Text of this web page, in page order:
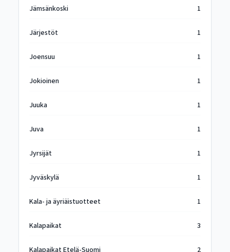
Jämsänkoski 1
Järjestöt 1
Joensuu 1
Jokioinen 1
Juuka 1
Juva 1
Jyrsijät 1
Jyväskylä 1
Kala- ja äyriäistuotteet 1
Kalapaikat 3
Kalapaikat Etelä-Suomi 2